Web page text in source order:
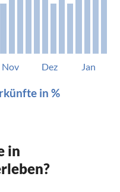
Nov Dez Jan
in %
in